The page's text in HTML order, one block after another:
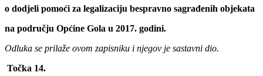
o dodjeli pomoći za legalizaciju bespravno sagrađenih objekata
na području Općine Gola u 2017. godini.
Odluka se prilaže ovom zapisniku i njegov je sastavni dio.
Točka 14.